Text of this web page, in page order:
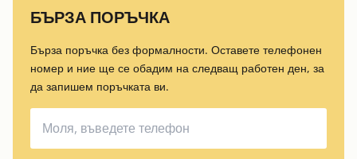
БЪРЗА ПОРЪЧКА
Бърза поръчка без формалности. Оставете телефонен
номер и ние ще се обадим на следващ работен ден, за
да запишем поръчката ви.